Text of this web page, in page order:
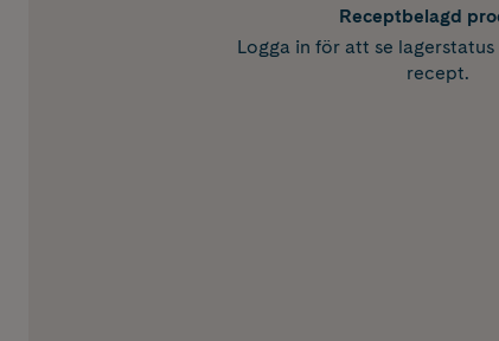
Receptbelagd
Logga in för att se
recept.